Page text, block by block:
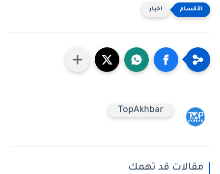
اخبار
TopAkhbar
مقالات قد تهمك